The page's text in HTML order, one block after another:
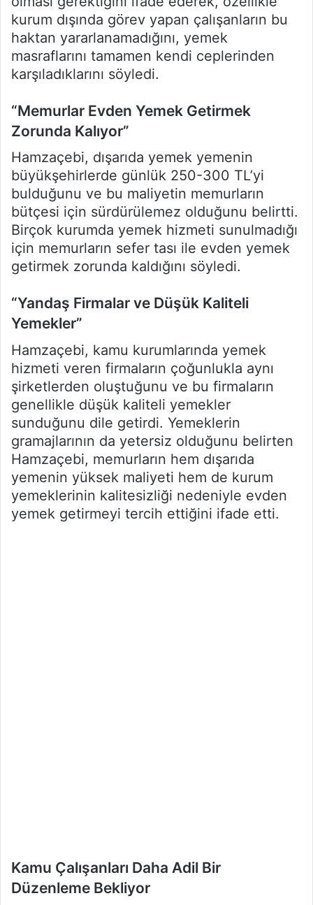
kurum dışında görev yapan çalışanların bu
haktan yararlanamadığını, yemek
masraflarını tamamen kendi ceplerinden
karşıladıklarını söyledi.
“Memurlar Evden Yemek Getirmek
Zorunda Kalıyor”
Hamzaçebi, dışarıda yemek yemenin
büyükşehirlerde günlük 250-300 TL’yi
bulduğunu ve bu maliyetin memurların
bütçesi için sürdürülemez olduğunu belirtti.
Birçok kurumda yemek hizmeti sunulmadığı
için memurların sefer tası ile evden yemek
getirmek zorunda kaldığını söyledi.
“Yandaş Firmalar ve Düşük Kaliteli
Yemekler”
Hamzaçebi, kamu kurumlarında yemek
hizmeti veren firmaların çoğunlukla aynı
şirketlerden oluştuğunu ve bu firmaların
genellikle düşük kaliteli yemekler
sunduğunu dile getirdi. Yemeklerin
gramajlarının da yetersiz olduğunu belirten
Hamzaçebi, memurların hem dışarıda
yemenin yüksek maliyeti hem de kurum
yemeklerinin kalitesizliği nedeniyle evden
yemek getirmeyi tercih ettiğini ifade etti.
Kamu Çalışanları Daha Adil Bir
Düzenleme Bekliyor